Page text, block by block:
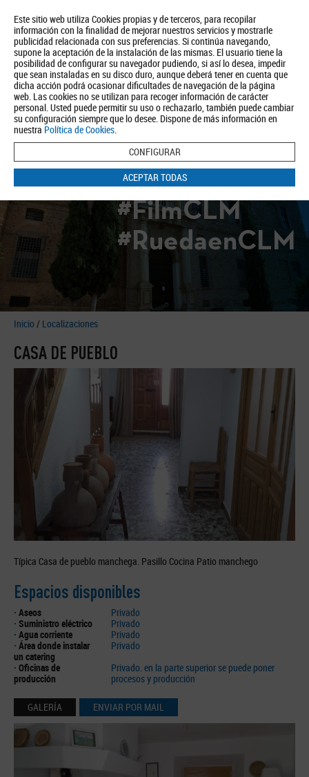
Este sitio web utiliza Cookies propias y de terceros, para recopilar
información con la finalidad de mejorar nuestros servicios y mostrarle
publicidad relacionada con sus preferencias. Si continúa navegando,
supone la aceptación de la instalación de las mismas. El usuario tiene la
posibilidad de configurar su navegador pudiendo, si así lo desea, impedir
que sean instaladas en su disco duro, aunque deberá tener en cuenta que
dicha acción podrá ocasionar dificultades de navegación de la página
web. Las cookies no se utilizan para recoger información de carácter
personal. Usted puede permitir su uso o rechazarlo, también puede cambiar
su configuración siempre que lo desee. Dispone de más información en
nuestra Política de Cookies.
CONFIGURAR
ACEPTAR TODAS
Quiénes somos Turismo Política de Privacidad Aviso Legal
Política de Cookies
BUSCAR
#FilmCLM
#RuedaenCLM
Inicio / Localizaciones
CASA DE PUEBLO
Típica Casa de pueblo manchega. Pasillo Cocina Patio manchego
Espacios disponibles
· Aseos
Privado
· Suministro eléctrico
Privado
· Agua corriente
Privado
· Área donde instalar
un catering
Privado
· Oficinas de
producción
Privado. en la parte superior se puede poner
procesos y producción
GALERÍA ENVIAR POR MAIL